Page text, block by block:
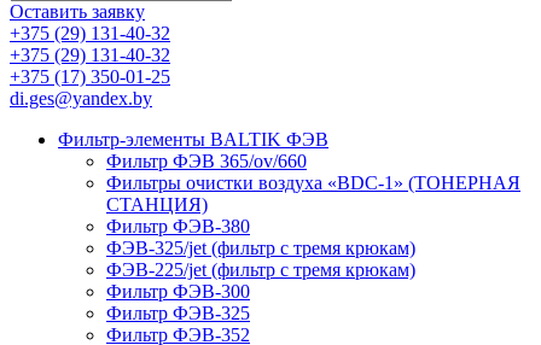
Оставить заявку
+375 (29) 131-40-32
+375 (29) 131-40-32
+375 (17) 350-01-25
di.ges@yandex.by
Фильтр-элементы BALTIK ФЭВ
Фильтр ФЭВ 365/ov/660
Фильтры очистки воздуха «BDC-1» (ТОНЕРНАЯ
СТАНЦИЯ)
Фильтр ФЭВ-380
ФЭВ-325/jet (фильтр с тремя крюкам)
ФЭВ-225/jet (фильтр с тремя крюкам)
Фильтр ФЭВ-300
Фильтр ФЭВ-325
Фильтр ФЭВ-352